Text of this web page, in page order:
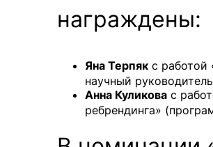
награждены:
Яна Терпяк с работой
научный
Анна Куликова с
ребрендинга»